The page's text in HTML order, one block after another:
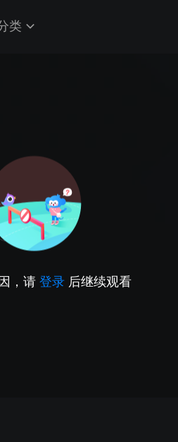
类
，请 登录 后继续观看